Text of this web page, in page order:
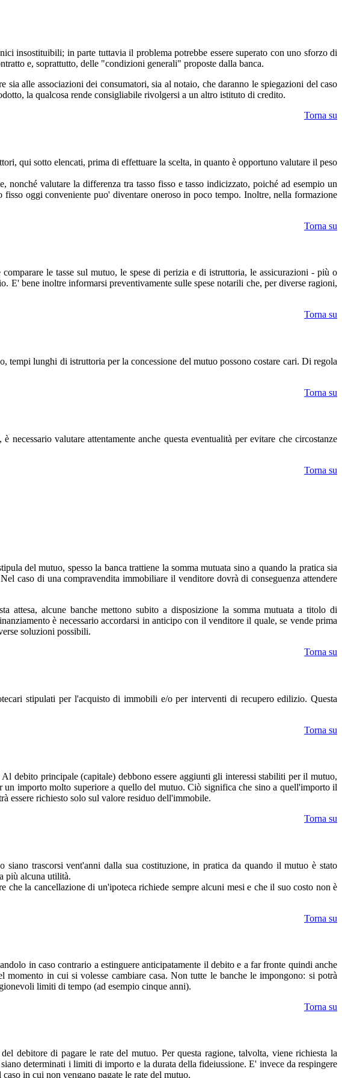
insostituibili; in parte tuttavia il problema potrebbe essere superato con uno sforzo di
e, soprattutto, delle "condizioni generali" proposte dalla banca.
alle associazioni dei consumatori, sia al notaio, che daranno le spiegazioni del caso
la qualcosa rende consigliabile rivolgersi a un altro istituto di credito.
Torna su
qui sotto elencati, prima di effettuare la scelta, in quanto è opportuno valutare il peso
nonché valutare la differenza tra tasso fisso e tasso indicizzato, poiché ad esempio un
fisso oggi conveniente puo' diventare oneroso in poco tempo. Inoltre, nella formazione
Torna su
le tasse sul mutuo, le spese di perizia e di istruttoria, le assicurazioni - più o
bene inoltre informarsi preventivamente sulle spese notarili che, per diverse ragioni,
Torna su
tempi lunghi di istruttoria per la concessione del mutuo possono costare cari. Di regola
Torna su
valutare attentamente anche questa eventualità per evitare che circostanze
Torna su
del mutuo, spesso la banca trattiene la somma mutuata sino a quando la pratica sia
caso di una compravendita immobiliare il venditore dovrà di conseguenza attendere
attesa, alcune banche mettono subito a disposizione la somma mutuata a titolo di
è necessario accordarsi in anticipo con il venditore il quale, se vende prima
soluzioni possibili.
Torna su
stipulati per l'acquisto di immobili e/o per interventi di recupero edilizio. Questa
Torna su
debito principale (capitale) debbono essere aggiunti gli interessi stabiliti per il mutuo,
un importo molto superiore a quello del mutuo. Ciò significa che sino a quell'importo il
essere richiesto solo sul valore residuo dell'immobile.
Torna su
trascorsi vent'anni dalla sua costituzione, in pratica da quando il mutuo è stato
più alcuna utilità.
che la cancellazione di un'ipoteca richiede sempre alcuni mesi e che il suo costo non è
Torna su
in caso contrario a estinguere anticipatamente il debito e a far fronte quindi anche
momento in cui si volesse cambiare casa. Non tutte le banche le impongono: si potrà
limiti di tempo (ad esempio cinque anni).
Torna su
debitore di pagare le rate del mutuo. Per questa ragione, talvolta, viene richiesta la
determinati i limiti di importo e la durata della fideiussione. E' invece da respingere
in cui non vengano pagate le rate del mutuo.